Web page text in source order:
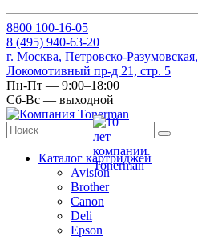
8800 100-16-05
8 (495) 940-63-20
г. Москва, Петровско-Разумовская,
Локомотивный пр-д 21, стр. 5
Пн-Пт — 9:00–18:00
Сб-Вс — выходной
Каталог картриджей
Avision
Brother
Canon
Deli
Epson